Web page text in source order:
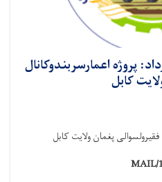
پروژه اعمارسربندوکانال
کابل
پغمان ولایت کابل
MAIL/